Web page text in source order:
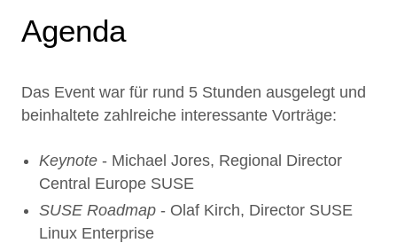
Agenda
Das Event war für rund 5 Stunden ausgelegt und
beinhaltete zahlreiche interessante Vorträge:
Keynote - Michael Jores, Regional Director
Central Europe SUSE
SUSE Roadmap - Olaf Kirch, Director SUSE
Linux Enterprise